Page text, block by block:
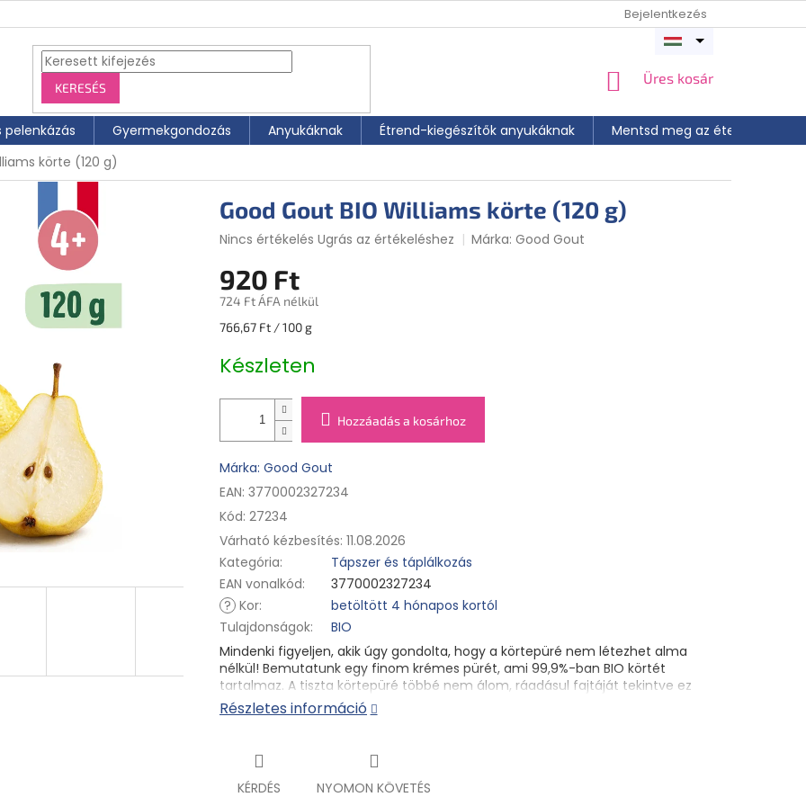
Bejelentkezés
KERESÉS
KOSÁR
Üres kosár
pelenkázás Gyermekgondozás Anyukáknak Étrend-kiegészítők anyukáknak Mentsd meg az ételt
Menü
körte (120 g)
Good Gout BIO Williams körte (120 g)
A
átlagos
értékelése
5-
ből
csillag.
Nincs értékelés Ugrás az értékeléshez Márka:Good Gout
920 Ft
724 Ft ÁFA nélkül
Egységár:
766,67 Ft / 100 g
Készleten
Hozzáadás a kosárhoz
Márka: Good Gout
EAN: 3770002327234
Kód: 27234
Várható kézbesítés: 11.08.2026
Kategória:
Tápszer és táplálkozás
EAN vonalkód:
3770002327234
? Kor:
betöltött 4 hónapos kortól
Tulajdonságok:
BIO
Mindenki figyeljen, akik úgy gondolta, hogy a körtepüré nem létezhet alma
nélkül! Bemutatunk egy finom krémes pürét, ami 99,9%-ban BIO körtét
tartalmaz. A tiszta körtepüré többé nem álom, ráadásul fajtáját tekintve ez
egy BIO Vilmos körte!
bébiétel hozzátáplált csecsemők és kisgyermekek számára. Pasztőrözött.
Gluténmentes.
Részletes információ
KÉRDÉS NYOMON KÖVETÉS